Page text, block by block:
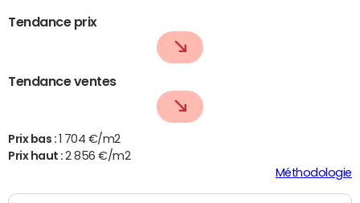
Tendance prix
Tendance ventes
Prix bas : 1 704 €/m2
Prix haut :2 856 €/m2
Méthodologie